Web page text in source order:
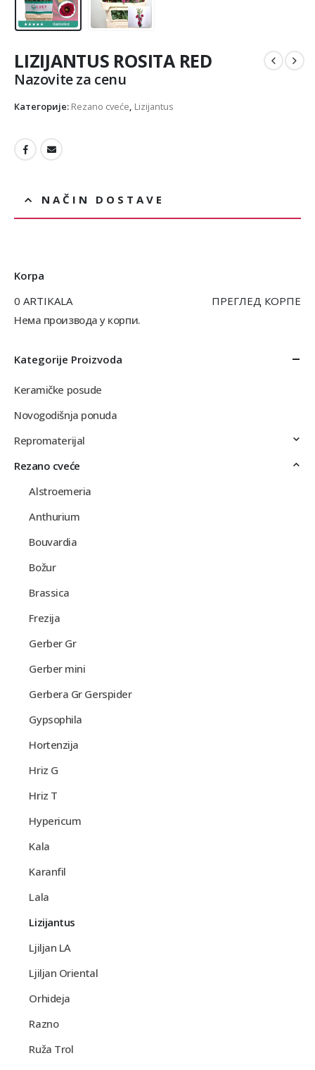
LIZIJANTUS ROSITA RED
Nazovite za cenu
Категорије: Rezano cveće, Lizijantus
NAČIN DOSTAVE
Korpa
0 ARTIKALA
ПРЕГЛЕД КОРПЕ
Нема производа у корпи.
Kategorije Proizvoda
Keramičke posude
Novogodišnja ponuda
Repromaterijal
Rezano cveće
Alstroemeria
Anthurium
Bouvardia
Božur
Brassica
Frezija
Gerber Gr
Gerber mini
Gerbera Gr Gerspider
Gypsophila
Hortenzija
Hriz G
Hriz T
Hypericum
Kala
Karanfil
Lala
Lizijantus
Ljiljan LA
Ljiljan Oriental
Orhideja
Razno
Ruža Trol